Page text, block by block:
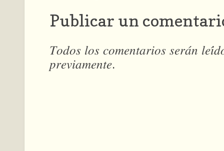
Publicar un
𝑇𝑜𝑑𝑜𝑠 𝑙𝑜𝑠 𝑐𝑜𝑚𝑒𝑛𝑡𝑎𝑟𝑖𝑜𝑠 𝑠𝑒𝑟𝑎́𝑛
𝑝𝑟𝑒𝑣𝑖𝑎𝑚𝑒𝑛𝑡𝑒.